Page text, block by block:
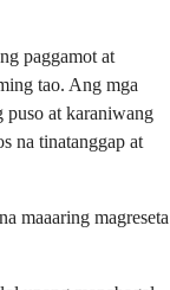
paggamot at
tao. Ang mga
puso at karaniwang
na tinatanggap at
maaaring magreseta